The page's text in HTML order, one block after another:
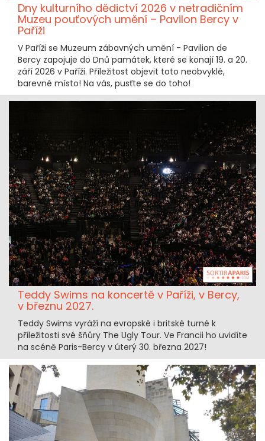
Dny kulturního dědictví 2026 v netradičním
Muzeu pouťových umění – Pavilon Bercy v
Paříži
V Paříži se Muzeum zábavných umění - Pavilion de
Bercy zapojuje do Dnů památek, které se konají 19. a 20.
září 2026 v Paříži. Příležitost objevit toto neobvyklé,
barevné místo! Na vás, pusťte se do toho!
Teddy Swims na koncertě v Paříži, v Bercy,
v březnu 2027.
Teddy Swims vyráží na evropské i britské turné k
příležitosti své šňůry The Ugly Tour. Ve Francii ho uvidíte
na scéně Paris-Bercy v úterý 30. března 2027!